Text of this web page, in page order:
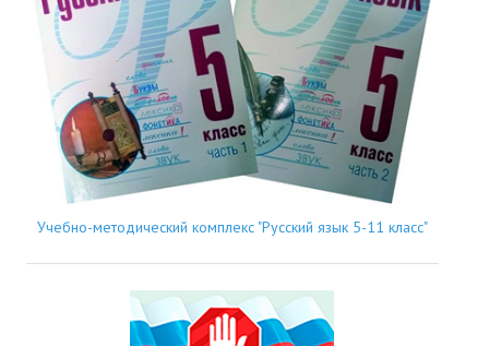
Учебно-методический комплекс "Русский язык 5-11 класс"